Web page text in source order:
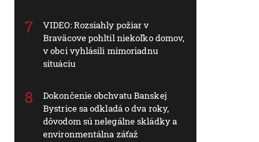
VIDEO: Rozsiahly požiar v
Braväcove pohltil niekoľko domov,
v obci vyhlásili mimoriadnu
situáciu
Dokončenie obchvatu Banskej
Bystrice sa odkladá o dva roky,
dôvodom sú nelegálne skládky a
environmentálna záťaž